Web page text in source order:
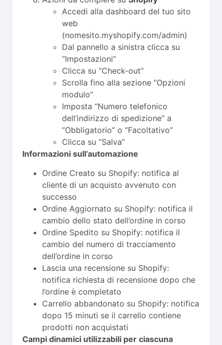
Accedi alla dashboard del tuo sito
web
(nomesito.myshopify.com/admin)
Dal pannello a sinistra clicca su
“Impostazioni”
Clicca su “Check-out”
Scrolla fino alla sezione “Opzioni
modulo”
Imposta “Numero telefonico
dell’indirizzo di spedizione” a
“Obbligatorio” o “Facoltativo”
Clicca su “Salva”
Informazioni sull’automazione
Ordine Creato su Shopify: notifica al
cliente di un acquisto avvenuto con
successo
Ordine Aggiornato su Shopify: notifica il
cambio dello stato dell’ordine in corso
Ordine Spedito su Shopify: notifica il
cambio del numero di tracciamento
dell’ordine in corso
Lascia una recensione su Shopify:
notifica richiesta di recensione dopo che
l’ordine è completato
Carrello abbandonato su Shopify: notifica
dopo 15 minuti se il carrello contiene
prodotti non acquistati
Campi dinamici utilizzabili per ciascuna